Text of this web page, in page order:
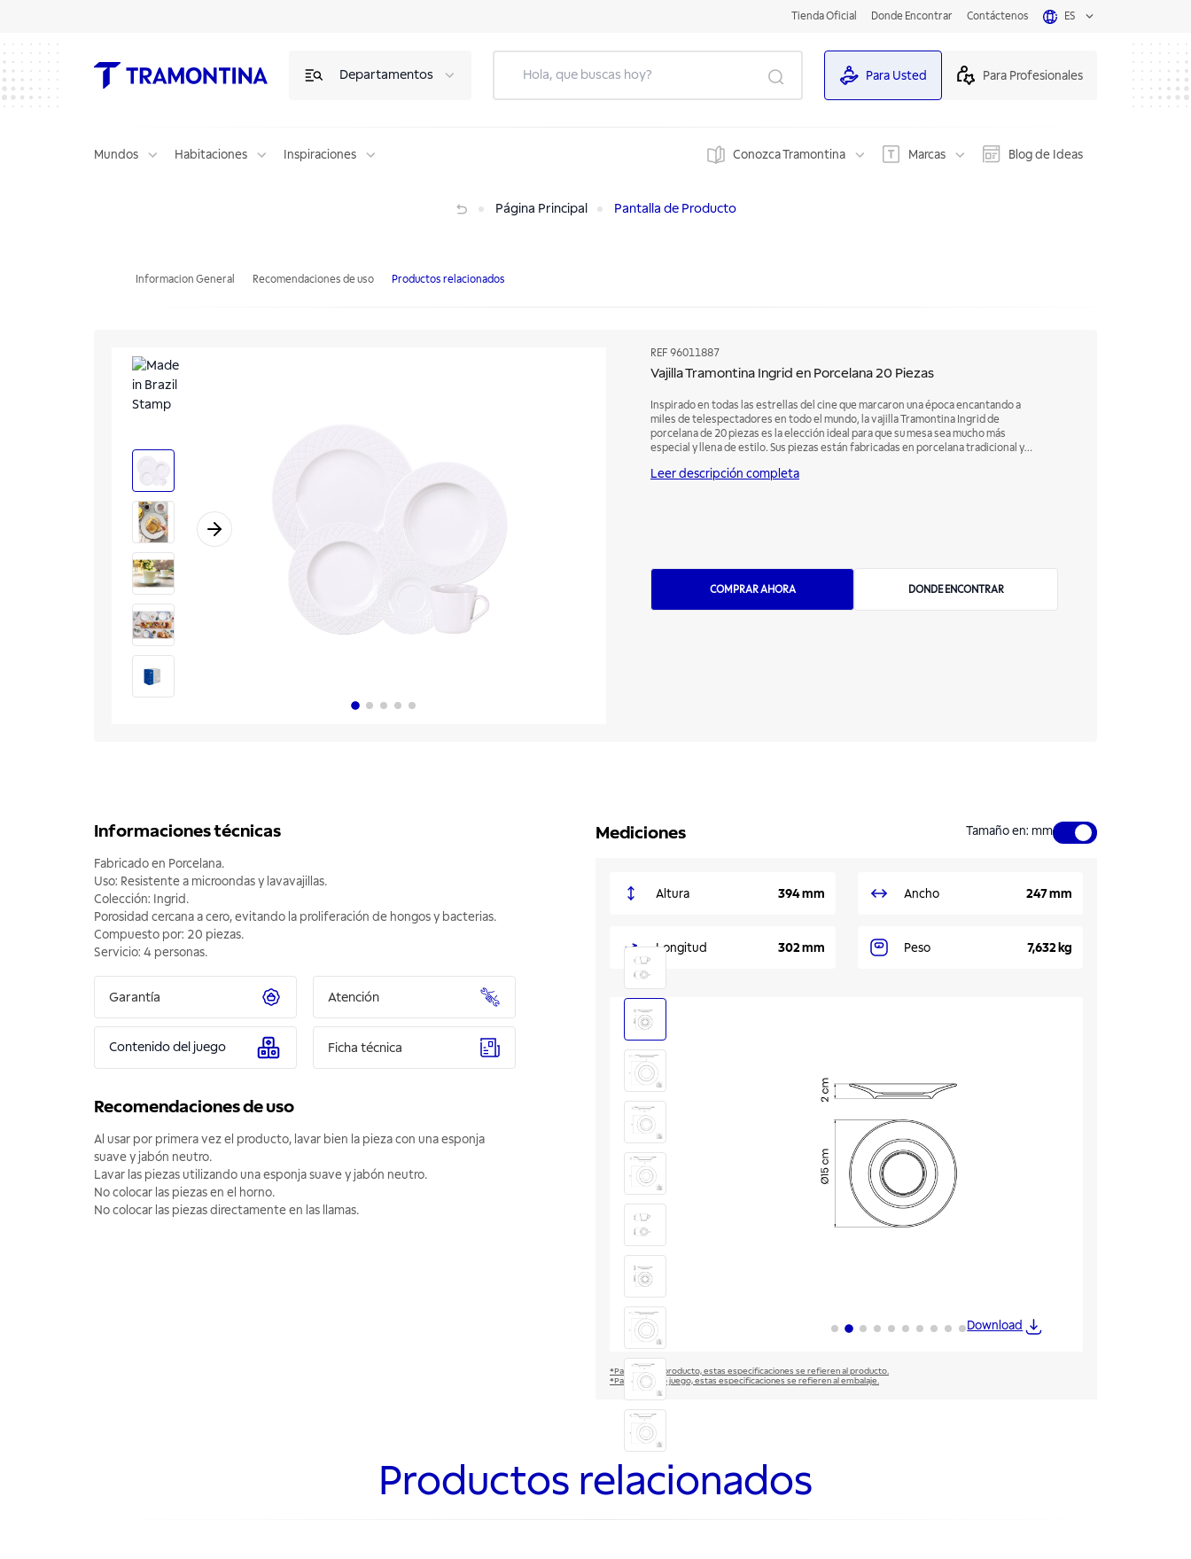
Tienda Oficial Donde Encontrar Contáctenos ES
Departamentos Para Usted Para Profesionales
Mundos Habitaciones Inspiraciones Conozca Tramontina Marcas Blog de Ideas
Página Principal Pantalla de Producto
Informacion General Recomendaciones de uso Productos relacionados
REF 96011887
Vajilla Tramontina Ingrid en Porcelana 20 Piezas
Inspirado en todas las estrellas del cine que marcaron una época encantando a
miles de telespectadores en todo el mundo, la vajilla Tramontina Ingrid de
porcelana de 20 piezas es la elección ideal para que su mesa sea mucho más
especial y llena de estilo. Sus piezas están fabricadas en porcelana tradicional y
brillo, alta resistencia mecánica y porosidad cercana a cero. Esto evita la
Leer descripción completa
COMPRAR AHORA DONDE ENCONTRAR
Informaciones técnicas
Fabricado en Porcelana.
Uso: Resistente a microondas y lavavajillas.
Colección: Ingrid.
Porosidad cercana a cero, evitando la proliferación de hongos y bacterias.
Compuesto por: 20 piezas.
Servicio: 4 personas.
Garantía Atención
Contenido del juego Ficha técnica
Recomendaciones de uso
Al usar por primera vez el producto, lavar bien la pieza con una esponja
suave y jabón neutro.
Lavar las piezas utilizando una esponja suave y jabón neutro.
No colocar las piezas en el horno.
No colocar las piezas directamente en las llamas.
Mediciones Tamaño en: mm
Altura 394 mm Ancho 247 mm
Longitud 302 mm Peso 7,632 kg
Download
*Para un solo producto, estas especificaciones se refieren al producto.
*Para set, kit o juego, estas especificaciones se refieren al embalaje.
Productos relacionados